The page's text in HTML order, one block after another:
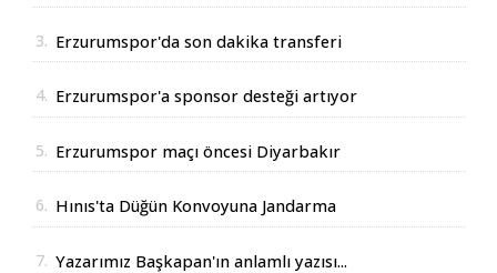
3. Erzurumspor'da son dakika transferi
4. Erzurumspor'a sponsor desteği artıyor
5. Erzurumspor maçı öncesi Diyarbakır
6. Hınıs'ta Düğün Konvoyuna Jandarma
7. Yazarımız Başkapan'ın anlamlı yazısı...